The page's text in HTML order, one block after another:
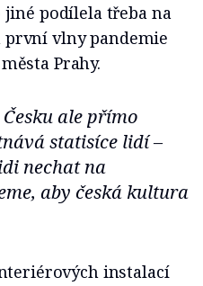
podílela třeba na
vlny pandemie
Prahy.
ale přímo
statisíce lidí –
nechat na
aby česká kultura
instalací